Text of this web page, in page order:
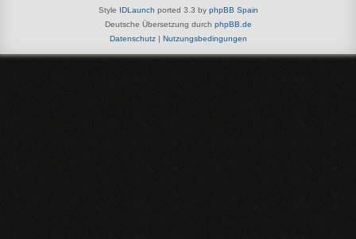
Style IDLaunch ported 3.3 by phpBB Spain
Deutsche Übersetzung durch phpBB.de
Datenschutz| Nutzungsbedingungen